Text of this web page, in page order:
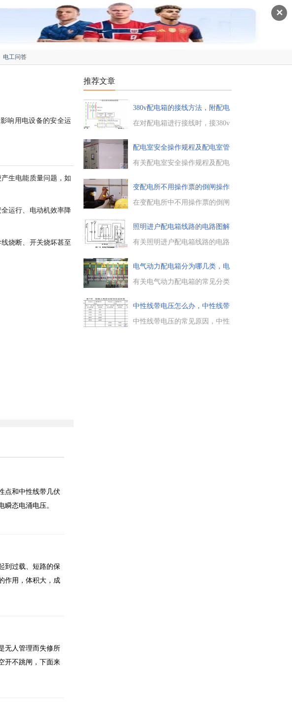
✕
电工问答
响用电设备的安全运
生电能质量问题，如
运行、电动机效率降
烧断、开关烧坏甚至
点和中性线带几伏
态电涌电压。
到过载、短路的保
作用，体积大，成
无人管理而失修所
开不跳闸，下面来
推荐文章
380v配电箱的接线方法，附配电
箱的
在对配电箱进行接线时，接380v
时要注意哪些问题，电工天下小
编整理了380v配电箱的接线方
法，以及相关的接线图，供大家
配电室安全操作规程及配电室管
理
有关配电室安全操作规程及配电
至关重要，在配电室操作时，务
必严格遵守配电室安全操作规
程，熟悉配电房的各项管理制
变配电所不用操作票的倒闸操作
有
在变配电所中不用操作票的倒闸
故的倒闸操作，在情况紧急时可
先行操作，事后再向上级汇报，
并作记录。单项设备的倒闸操
可以不填写操作票。...
照明进户配电箱线路的电路图解
有关照明进户配电箱线路的电路
位置与电源线的引线方式，常用
照明配电箱的电路接线方法。...
电气动力配电箱分为哪几类，电
气动
有关电气动力配电箱的常见分类
箱分为动力配电箱和照明配电
箱，电气动力配电柜的四种分
类，包括固定面板式开关柜、防
中性线带电压怎么办，中性线带
电压
中性线带电压的常见原因，中性